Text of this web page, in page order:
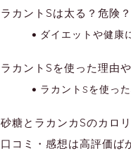
ラカントSは太る？危険
ダイエットや健康
ラカントSを使った理由
ラカントSを使っ
砂糖とラカンカSのカロ
口コミ・感想は高評価ば